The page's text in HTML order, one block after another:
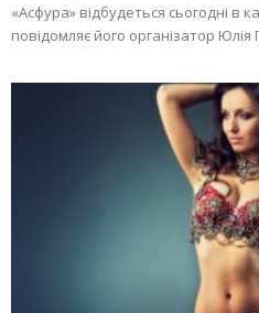
«Асфура» відбудеться сьогодні в
повідомляє його організатор Юлія